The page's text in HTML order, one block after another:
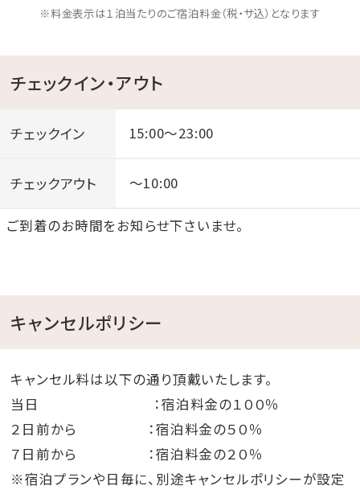
※料金表示は１泊当たりのご宿泊料金（税・サ込）となります
チェックイン・アウト
チェックイン 15:00～23:00
チェックアウト ～10:00
ご到着のお時間をお知らせ下さいませ。
キャンセルポリシー
キャンセル料は以下の通り頂戴いたします。
当日 ：宿泊料金の１００％
２日前から ：宿泊料金の５０％
７日前から ：宿泊料金の２０％
※宿泊プランや日毎に、別途キャンセルポリシーが設定